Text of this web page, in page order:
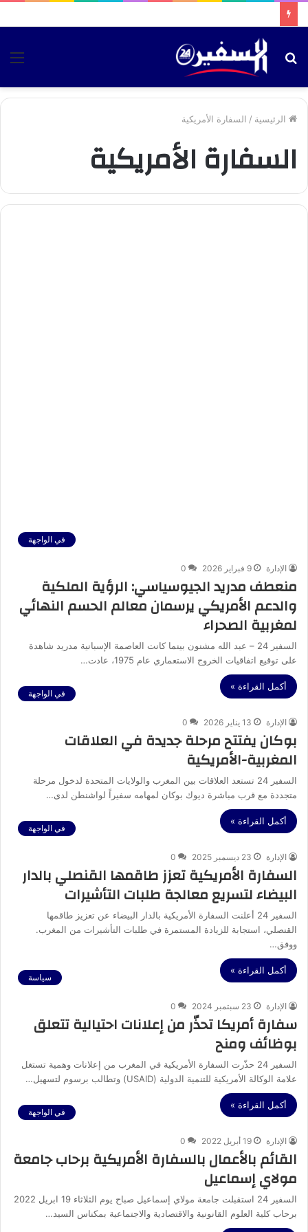
بحث
الرئيسية / السفارة الأمريكية
السفارة الأمريكية
في الواجهة
الإدارة 9 فبراير 2026 0
منعطف مدريد الجيوسياسي: الرؤية الملكية
والدعم الأمريكي يرسمان معالم الحسم النهائي
لمغربية الصحراء
السفير 24 – عبد الله مشنون بينما كانت العاصمة الإسبانية مدريد شاهدة
على توقيع اتفاقيات الخروج الاستعماري عام 1975، عادت…
أكمل القراءة »
في الواجهة
الإدارة 13 يناير 2026 0
بوكان يفتتح مرحلة جديدة في العلاقات
المغربية-الأمريكية
السفير 24 تستعد العلاقات بين المغرب والولايات المتحدة لدخول مرحلة
متجددة مع قرب مباشرة ديوك بوكان لمهامه سفيراً لواشنطن لدى…
أكمل القراءة »
في الواجهة
الإدارة 23 ديسمبر 2025 0
السفارة الأمريكية تعزز طاقمها القنصلي بالدار
البيضاء لتسريع معالجة طلبات التأشيرات
السفير 24 أعلنت السفارة الأمريكية بالدار البيضاء عن تعزيز طاقمها
القنصلي، استجابة للزيادة المستمرة في طلبات التأشيرات من المغرب.
ووفق…
أكمل القراءة »
سياسة
الإدارة 23 سبتمبر 2024 0
سفارة أمريكا تحذّر من إعلانات احتيالية تتعلق
بوظائف ومنح
السفير 24 حذّرت السفارة الأمريكية في المغرب من إعلانات وهمية تستغل
علامة الوكالة الأمريكية للتنمية الدولية (USAID) وتطالب برسوم لتسهيل…
أكمل القراءة »
في الواجهة
الإدارة 19 أبريل 2022 0
القائم بالأعمال بالسفارة الأمريكية برحاب جامعة
مولاي إسماعيل
السفير 24 استقبلت جامعة مولاي إسماعيل صباح يوم الثلاثاء 19 ابريل 2022
برحاب كلية العلوم القانونية والاقتصادية والاجتماعية بمكناس السيد…